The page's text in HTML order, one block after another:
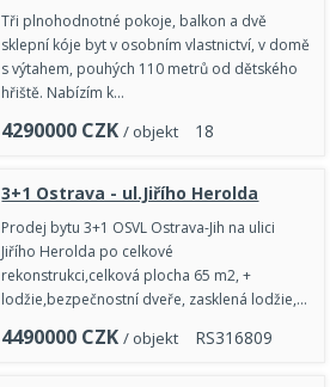
Tři plnohodnotné pokoje, balkon a dvě
sklepní kóje byt v osobním vlastnictví, v domě
s výtahem, pouhých 110 metrů od dětského
hřiště. Nabízím k…
4290000 CZK / objekt 18
3+1 Ostrava - ul.Jiřího Herolda
Prodej bytu 3+1 OSVL Ostrava-Jih na ulici
Jiřího Herolda po celkové
rekonstrukci,celková plocha 65 m2, +
lodžie,bezpečnostní dveře, zasklená lodžie,…
4490000 CZK / objekt RS316809